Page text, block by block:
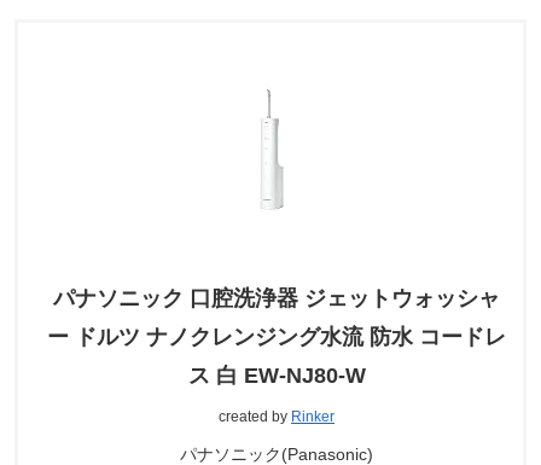
パナソニック 口腔洗浄器 ジェットウォッシャ
ー ドルツ ナノクレンジング水流 防水 コードレ
ス 白 EW-NJ80-W
created by Rinker
パナソニック(Panasonic)